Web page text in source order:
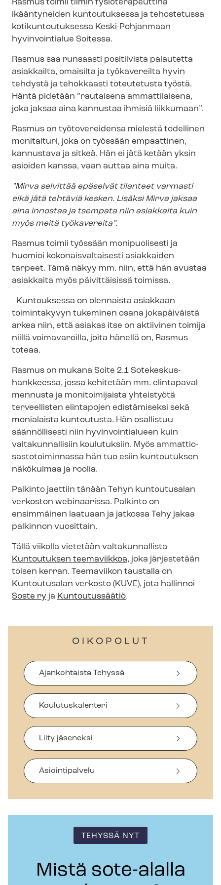
Rasmus toimii tiimin fysioterapeuttina
ikääntyneiden kuntoutuksessa ja tehostetussa
ko­ti­kun­tou­tuk­ses­sa Keski-Pohjanmaan
hyvinvointialue Soitessa.
Rasmus saa runsaasti positiivista palautetta
asiakkailta, omaisilta ja työkavereilta hyvin
tehdystä ja tehokkaasti toteutetusta työstä.
Häntä pidetään ”rautaisena ammattilaisena,
joka jaksaa aina kannustaa ihmisiä liikkumaan”.
Rasmus on työtovereidensa mielestä todellinen
monitaituri, joka on työssään empaattinen,
kannustava ja sitkeä. Hän ei jätä ketään yksin
asioiden kanssa, vaan auttaa aina muita.
”Mirva selvittää epäselvät tilanteet varmasti
eikä jätä tehtäviä kesken. Lisäksi Mirva jaksaa
aina innostaa ja tsempata niin asiakkaita kuin
myös meitä työkavereita”.
Rasmus toimii työssään monipuolisesti ja
huomioi ko­ko­nais­val­tai­ses­ti asiakkaiden
tarpeet. Tämä näkyy mm. niin, että hän avustaa
asiakkaita myös päivittäisissä toimissa.
- Kuntouksessa on olennaista asiakkaan
toimintakyvyn tukeminen osana jokapäiväistä
arkea niin, että asiakas itse on aktiivinen toimija
niillä voimavaroilla, joita hänellä on, Rasmus
toteaa.
Rasmus on mukana Soite 2.1 Sotekeskus-​
hankkeessa, jossa kehitetään mm. elin­ta­pa­val­
men­nus­ta ja monitoimijaista yhteistyötä
terveellisten elintapojen edistämiseksi sekä
monialaista kuntoutusta. Hän osallistuu
säännöllisesti niin hyvinvointialueen kuin
valtakunnallisiin koulutuksiin. Myös am­mat­tio­
sas­to­toi­min­nas­sa hän tuo esiin kuntoutuksen
näkökulmaa ja roolia.
Palkinto jaettiin tänään Tehyn kuntoutusalan
verkoston webinaarissa. Palkinto on
ensimmäinen laatuaan ja jatkossa Tehy jakaa
palkinnon vuosittain.
Tällä viikolla vietetään valtakunnallista
Kuntoutuksen teemaviikkoa, joka järjestetään
toisen kerran. Teemaviikon taustalla on
Kuntoutusalan verkosto (KUVE), jota hallinnoi
Soste ry ja Kuntoutussäätiö.
OIKOPOLUT
Ajankohtaista Tehyssä
Koulutuskalenteri
Liity jäseneksi
Asiointipalvelu
TEHYSSÄ NYT
Mistä sote-alalla